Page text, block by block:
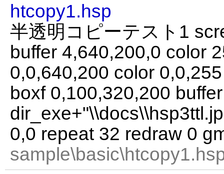
htcopy1.hsp
半透明コピーテスト1
buffer 4,640,200,0 color
0,0,640,200 color
boxf 0,100,320,200
0,0 repeat 32 redraw 0